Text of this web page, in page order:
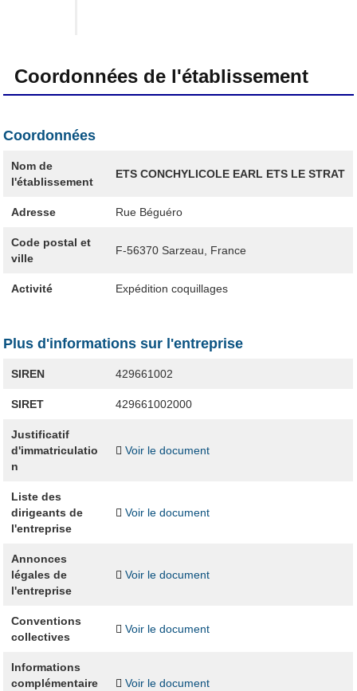
Coordonnées de l'établissement
Coordonnées
Nom de
l'établissement
ETS CONCHYLICOLE EARL ETS LE STRAT
Adresse Rue Béguéro
Code postal et
ville
F-56370 Sarzeau, France
Activité Expédition coquillages
Plus d'informations sur l'entreprise
SIREN 429661002
SIRET 429661002000
Justificatif
d'immatriculatio
n
Voir le document
Liste des
dirigeants de
l'entreprise
Voir le document
Annonces
légales de
l'entreprise
Voir le document
Conventions
collectives
Voir le document
Informations
complémentaire
Voir le document